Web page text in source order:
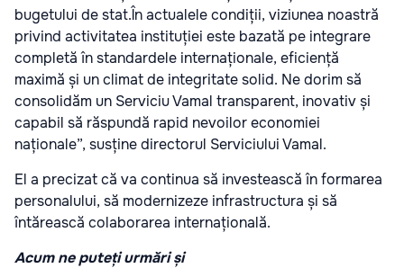
bugetului de stat.În actualele condiții, viziunea noastră
privind activitatea instituției este bazată pe integrare
completă în standardele internaționale, eficiență
maximă și un climat de integritate solid. Ne dorim să
consolidăm un Serviciu Vamal transparent, inovativ și
capabil să răspundă rapid nevoilor economiei
naționale”, susține directorul Serviciului Vamal.
El a precizat că va continua să investească în formarea
personalului, să modernizeze infrastructura și să
întărească colaborarea internațională.
Acum ne puteți urmări și